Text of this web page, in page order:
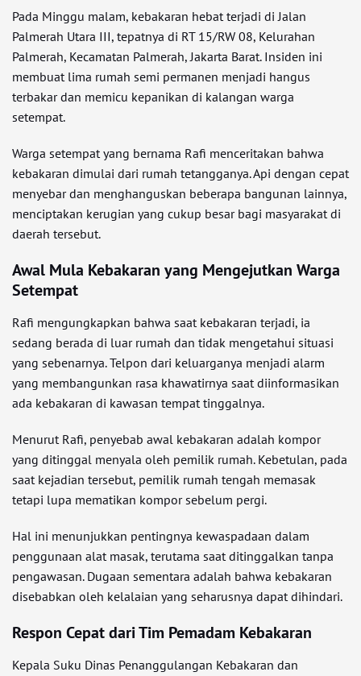
Pada Minggu malam, kebakaran hebat terjadi di Jalan
Palmerah Utara III, tepatnya di RT 15/RW 08, Kelurahan
Palmerah, Kecamatan Palmerah, Jakarta Barat. Insiden ini
membuat lima rumah semi permanen menjadi hangus
terbakar dan memicu kepanikan di kalangan warga
setempat.
Warga setempat yang bernama Rafi menceritakan bahwa
kebakaran dimulai dari rumah tetangganya. Api dengan cepat
menyebar dan menghanguskan beberapa bangunan lainnya,
menciptakan kerugian yang cukup besar bagi masyarakat di
daerah tersebut.
Awal Mula Kebakaran yang Mengejutkan Warga
Setempat
Rafi mengungkapkan bahwa saat kebakaran terjadi, ia
sedang berada di luar rumah dan tidak mengetahui situasi
yang sebenarnya. Telpon dari keluarganya menjadi alarm
yang membangunkan rasa khawatirnya saat diinformasikan
ada kebakaran di kawasan tempat tinggalnya.
Menurut Rafi, penyebab awal kebakaran adalah kompor
yang ditinggal menyala oleh pemilik rumah. Kebetulan, pada
saat kejadian tersebut, pemilik rumah tengah memasak
tetapi lupa mematikan kompor sebelum pergi.
Hal ini menunjukkan pentingnya kewaspadaan dalam
penggunaan alat masak, terutama saat ditinggalkan tanpa
pengawasan. Dugaan sementara adalah bahwa kebakaran
disebabkan oleh kelalaian yang seharusnya dapat dihindari.
Respon Cepat dari Tim Pemadam Kebakaran
Kepala Suku Dinas Penanggulangan Kebakaran dan